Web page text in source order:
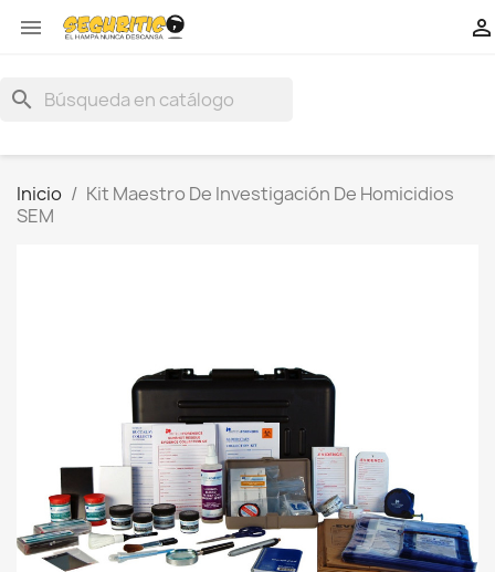
 
search
Inicio
Kit Maestro De Investigación De Homicidios
SEM